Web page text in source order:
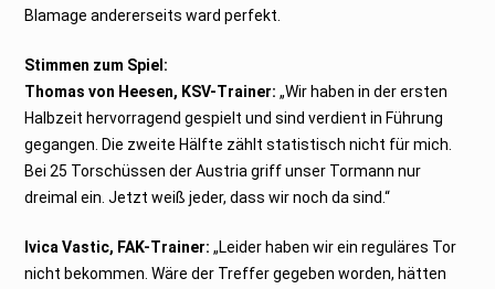
Blamage andererseits ward perfekt.
Stimmen zum Spiel:
Thomas von Heesen, KSV-Trainer: „Wir haben in der ersten
Halbzeit hervorragend gespielt und sind verdient in Führung
gegangen. Die zweite Hälfte zählt statistisch nicht für mich.
Bei 25 Torschüssen der Austria griff unser Tormann nur
dreimal ein. Jetzt weiß jeder, dass wir noch da sind.“
Ivica Vastic, FAK-Trainer:„Leider haben wir ein reguläres Tor
nicht bekommen. Wäre der Treffer gegeben worden, hätten